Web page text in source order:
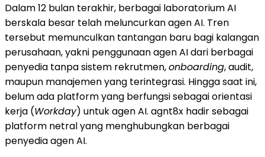
Dalam 12 bulan terakhir, berbagai laboratorium AI
berskala besar telah meluncurkan agen AI. Tren
tersebut memunculkan tantangan baru bagi kalangan
perusahaan, yakni penggunaan agen AI dari berbagai
penyedia tanpa sistem rekrutmen,onboarding, audit,
maupun manajemen yang terintegrasi. Hingga saat ini,
belum ada platform yang berfungsi sebagai orientasi
kerja (Workday) untuk agen AI. agnt8x hadir sebagai
platform netral yang menghubungkan berbagai
penyedia agen AI.